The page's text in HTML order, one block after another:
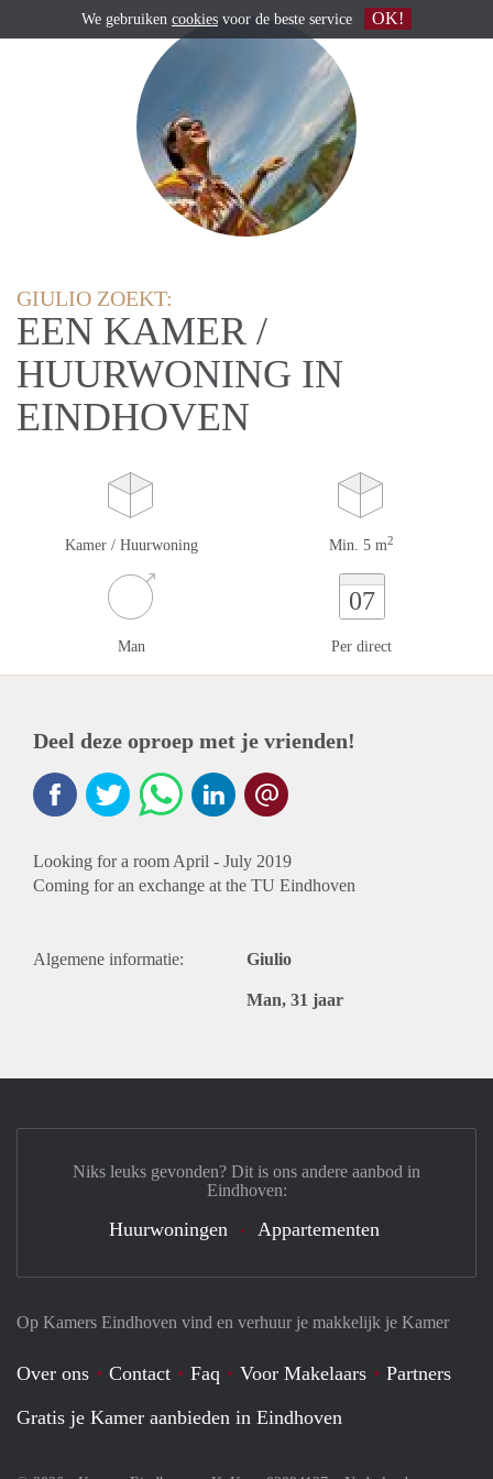
GIULIO ZOEKT:
EEN KAMER /
HUURWONING IN
EINDHOVEN
Kamer / Huurwoning Min. 5 m2
Man
07
Per direct
Deel deze oproep met je vrienden!
Looking for a room April - July 2019
Coming for an exchange at the TU Eindhoven
Algemene informatie: Giulio
Man, 31 jaar
Op Kamers Eindhoven vind en verhuur je makkelijk je Kamer
Over ons Contact Faq Voor Makelaars
Partners
Gratis je Kamer aanbieden in Eindhoven
Niks leuks gevonden? Dit is ons andere aanbod in
Eindhoven:
Huurwoningen Appartementen
We gebruiken cookies voor de beste service OK!